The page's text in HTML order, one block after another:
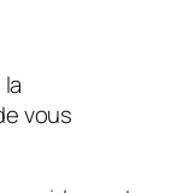
vous